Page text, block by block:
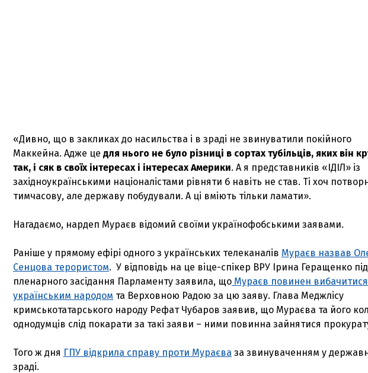
«Дивно, що в закликах до насильства і в зраді не звинуватили покійного
Маккейна. Адже це для нього не було різниці в сортах тубільців, яких він
так, і сяк в своїх інтересах і інтересах Америки. А я представників «ІДІЛ» із
західноукраїнськими націоналістами рівняти б навіть не став. Ті хоч
тимчасову, але державу побудували. А ці вміють тільки ламати».
Нагадаємо, нардеп Мураєв відомий своїми українофобськими заявами.
Раніше у прямому ефірі одного з українських телеканалів Мураєв назвав
Сенцова терористом. У відповідь на це віце-спікер ВРУ Ірина Геращенко
пленарного засідання Парламенту заявила, що Мураєв повинен
українським народом та Верховною Радою за цю заяву. Глава Меджлісу
кримськотатарського народу Рефат Чубаров заявив, що Мураєва та його
однодумців слід покарати за такі заяви – ними повинна зайнятися
Того ж дня ГПУ відкрила справу проти Мураєва за звинуваченням у
зраді.